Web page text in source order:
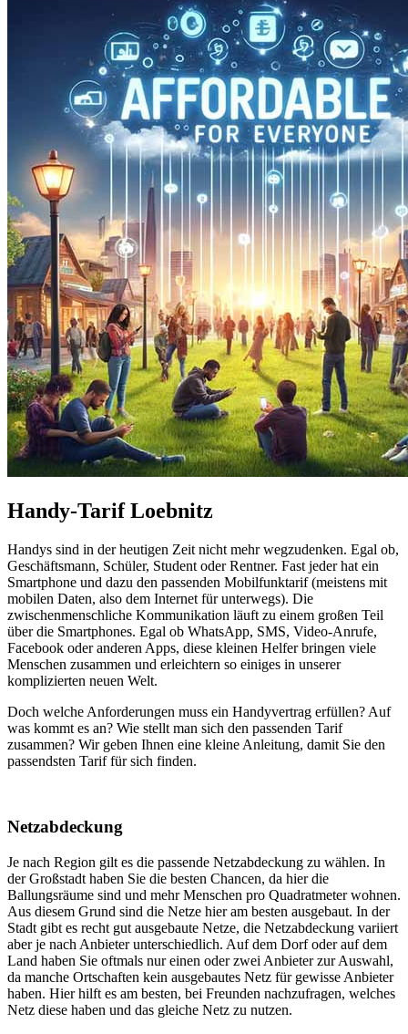
Handy-Tarif Loebnitz
Handys sind in der heutigen Zeit nicht mehr wegzudenken. Egal ob,
Geschäftsmann, Schüler, Student oder Rentner. Fast jeder hat ein
Smartphone und dazu den passenden Mobilfunktarif (meistens mit
mobilen Daten, also dem Internet für unterwegs). Die
zwischenmenschliche Kommunikation läuft zu einem großen Teil
über die Smartphones. Egal ob WhatsApp, SMS, Video-Anrufe,
Facebook oder anderen Apps, diese kleinen Helfer bringen viele
Menschen zusammen und erleichtern so einiges in unserer
komplizierten neuen Welt.
Doch welche Anforderungen muss ein Handyvertrag erfüllen? Auf
was kommt es an? Wie stellt man sich den passenden Tarif
zusammen? Wir geben Ihnen eine kleine Anleitung, damit Sie den
passendsten Tarif für sich finden.
Netzabdeckung
Je nach Region gilt es die passende Netzabdeckung zu wählen. In
der Großstadt haben Sie die besten Chancen, da hier die
Ballungsräume sind und mehr Menschen pro Quadratmeter wohnen.
Aus diesem Grund sind die Netze hier am besten ausgebaut. In der
Stadt gibt es recht gut ausgebaute Netze, die Netzabdeckung variiert
aber je nach Anbieter unterschiedlich. Auf dem Dorf oder auf dem
Land haben Sie oftmals nur einen oder zwei Anbieter zur Auswahl,
da manche Ortschaften kein ausgebautes Netz für gewisse Anbieter
haben. Hier hilft es am besten, bei Freunden nachzufragen, welches
Netz diese haben und das gleiche Netz zu nutzen.